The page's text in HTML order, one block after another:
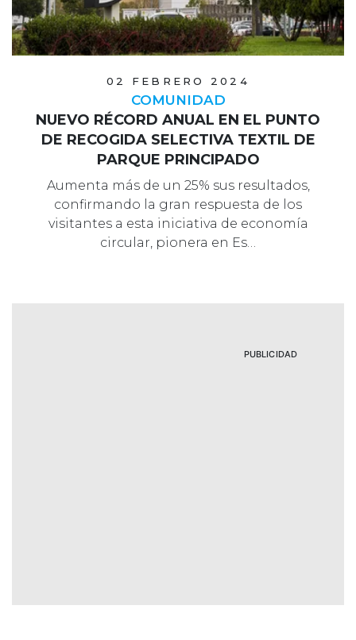
02 FEBRERO 2024
COMUNIDAD
NUEVO RÉCORD ANUAL EN EL PUNTO
DE RECOGIDA SELECTIVA TEXTIL DE
PARQUE PRINCIPADO
Aumenta más de un 25% sus resultados,
confirmando la gran respuesta de los
visitantes a esta iniciativa de economía
circular, pionera en Es…
PUBLICIDAD